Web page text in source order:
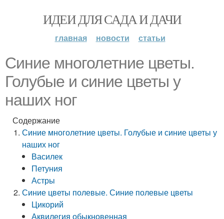
ИДЕИ ДЛЯ САДА И ДАЧИ
главная новости статьи
Синие многолетние цветы.
Голубые и синие цветы у
наших ног
Содержание
Синие многолетние цветы. Голубые и синие цветы у
наших ног
Василек
Петуния
Астры
Синие цветы полевые. Синие полевые цветы
Цикорий
Аквилегия обыкновенная